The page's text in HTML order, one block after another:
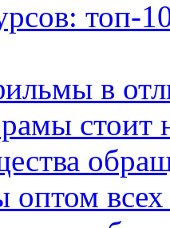
топ-
в
стоит
оптом